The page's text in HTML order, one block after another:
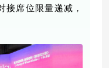
接席位限量递减，